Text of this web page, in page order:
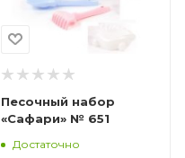
Песочный набор
«Сафари» № 651
Достаточно